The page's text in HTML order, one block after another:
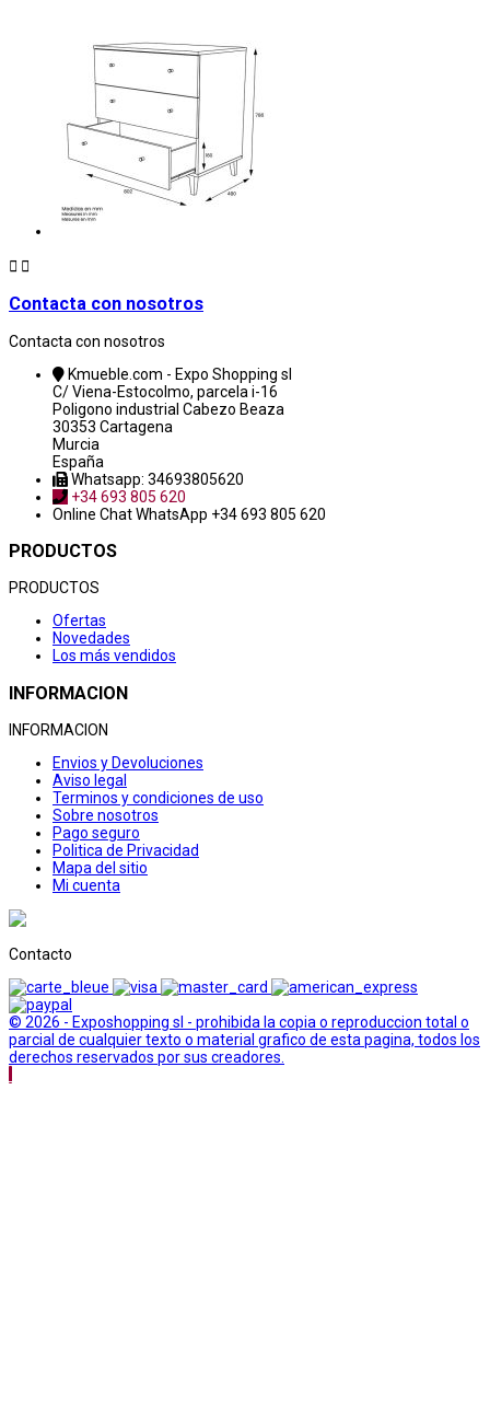
 
Contacta con nosotros
Contacta con nosotros
Kmueble.com - Expo Shopping sl
C/ Viena-Estocolmo, parcela i-16
Poligono industrial Cabezo Beaza
30353 Cartagena
Murcia
España
Whatsapp: 34693805620
+34 693 805 620
Online ChatWhatsApp +34 693 805 620
PRODUCTOS
PRODUCTOS
Ofertas
Novedades
Los más vendidos
INFORMACION
INFORMACION
Envios y Devoluciones
Aviso legal
Terminos y condiciones de uso
Sobre nosotros
Pago seguro
Politica de Privacidad
Mapa del sitio
Mi cuenta
Contacto
© 2026 - Exposhopping sl - prohibida la copia o reproduccion total o
parcial de cualquier texto o material grafico de esta pagina, todos los
derechos reservados por sus creadores.